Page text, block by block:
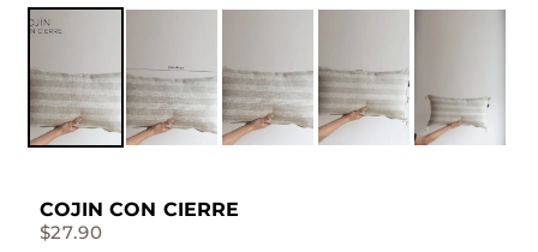
COJIN CON CIERRE
$27.90